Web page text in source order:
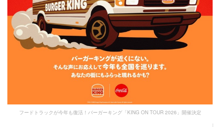
フードトラックが今年も復活！バーガーキング「KING ON TOUR 2026」開催決定